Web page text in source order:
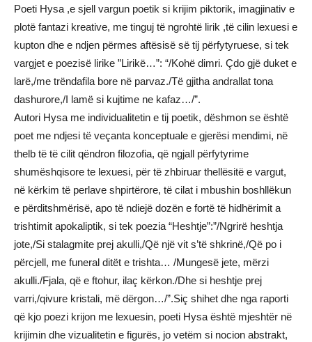
Poeti Hysa ,e sjell vargun poetik si krijim piktorik, imagjinativ e
plotë fantazi kreative, me tinguj të ngrohtë lirik ,të cilin lexuesi e
kupton dhe e ndjen përmes aftësisë së tij përfytyruese, si tek
vargjet e poezisë lirike ”Lirikë…”: “/Kohë dimri. Çdo gjë duket e
larë,/me trëndafila bore në parvaz./Të gjitha andrallat tona
dashurore,/I lamë si kujtime ne kafaz…/”.
Autori Hysa me individualitetin e tij poetik, dëshmon se është
poet me ndjesi të veçanta konceptuale e gjerësi mendimi, në
thelb të të cilit qëndron filozofia, që ngjall përfytyrime
shumëshqisore te lexuesi, për të zhbiruar thellësitë e vargut,
në kërkim të perlave shpirtërore, të cilat i mbushin boshllëkun
e përditshmërisë, apo të ndiejë dozën e fortë të hidhërimit a
trishtimit apokaliptik, si tek poezia “Heshtje”:”/Ngrirë heshtja
jote,/Si stalagmite prej akulli,/Që një vit s’të shkrinë,/Që po i
përcjell, me funeral ditët e trishta… /Mungesë jete, mërzi
akulli./Fjala, që e ftohur, ilaç kërkon./Dhe si heshtje prej
varri,/qivure kristali, më dërgon…/”.Siç shihet dhe nga raporti
që kjo poezi krijon me lexuesin, poeti Hysa është mjeshtër në
krijimin dhe vizualitetin e figurës, jo vetëm si nocion abstrakt,